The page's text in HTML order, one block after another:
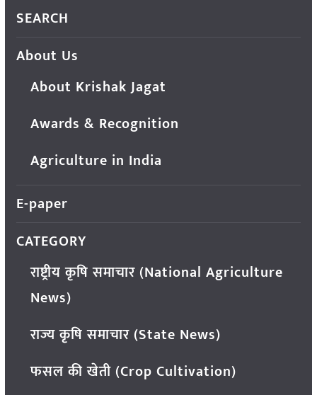
SEARCH
About Us
About Krishak Jagat
Awards & Recognition
Agriculture in India
E-paper
CATEGORY
राष्ट्रीय कृषि समाचार (National Agriculture
News)
राज्य कृषि समाचार (State News)
फसल की खेती (Crop Cultivation)